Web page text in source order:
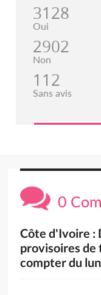
3128
Oui
2902
Non
112
Sans avis
0
Côte d'Ivoire :
provisoires de
compter du